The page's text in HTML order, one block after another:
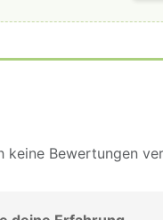
keine Bewertungen